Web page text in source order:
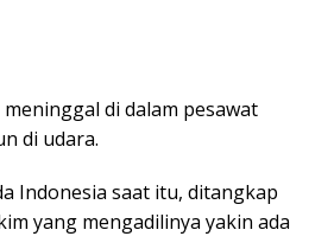
di dalam pesawat
di udara.
Indonesia saat itu, ditangkap
yang mengadilinya yakin ada